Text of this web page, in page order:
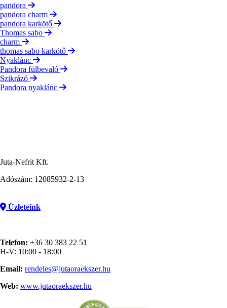
pandora
pandora charm
pandora karkötő
Thomas sabo
charm
thomas sabo karkötő
Nyaklánc
Pandora fülbevaló
Szikrázó
Pandora nyaklánc
Juta-Nefrit Kft.
Adószám: 12085932-2-13
Üzleteink
Telefon: +36 30 383 22 51
H-V: 10:00 - 18:00
Email: rendeles@jutaoraekszer.hu
Web: www.jutaoraekszer.hu